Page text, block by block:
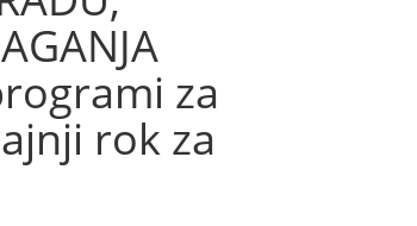
za
rok za